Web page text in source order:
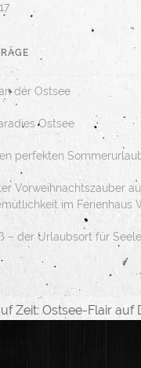
der Ostsee
Ostsee
perfekten
Vorweihnachtszauber
im Ferienhaus
– der Urlaubsort für
Zeit: Ostsee-Flair auf